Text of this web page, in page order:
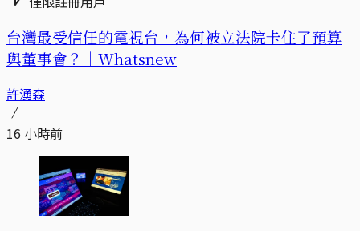
台灣最受信任的電視台，為何被立法院卡住了預算
與董事會？｜Whatsnew
許湧森
16 小時前